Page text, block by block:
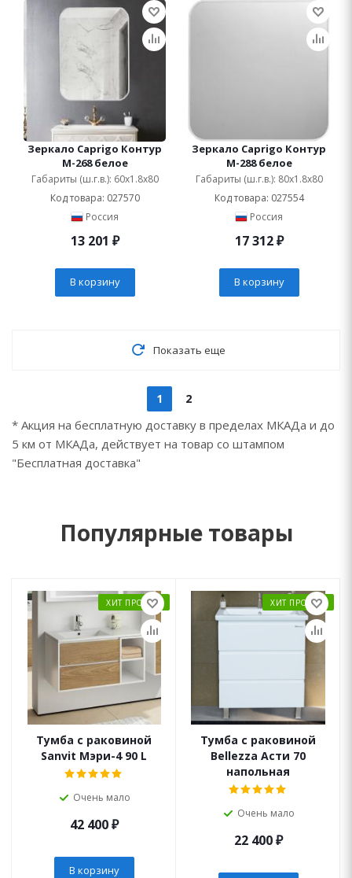
Зеркало Caprigo Контур
M-268 белое
Габариты (ш.г.в.): 60x1.8x80
Код товара: 027570
Россия
13 201 ₽
В корзину
Зеркало Caprigo Контур
M-288 белое
Габариты (ш.г.в.): 80x1.8x80
Код товара: 027554
Россия
17 312₽
В корзину
Показать еще
1 2
* Акция на бесплатную доставку в пределах МКАДа и до
5 км от МКАДа, действует на товар со штампом
"Бесплатная доставка"
Популярные товары
ХИТ ПРОДАЖ
Тумба с раковиной
Sanvit Мэри-4 90 L
Очень мало
42 400₽
В корзину
ХИТ ПРОДАЖ
Тумба с раковиной
Bellezza Асти 70
напольная
Очень мало
22 400₽